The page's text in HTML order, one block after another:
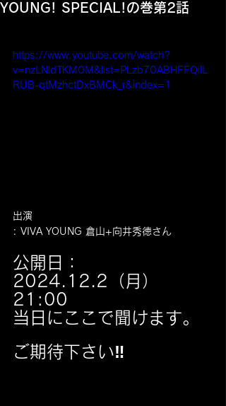
YOUNG! SPECIAL!の巻第2話
https://www.youtube.com/watch?
v=nzLNldTKM0M&list=PLzb70ABHFFQilL
RUB-qtMzhctDxBMCk_r&index=1
出演
: VIVA YOUNG 倉山+向井秀徳さん
公開日：
2024.12.2（月）
21:00
当日にここで聞けます。
ご期待下さい‼️